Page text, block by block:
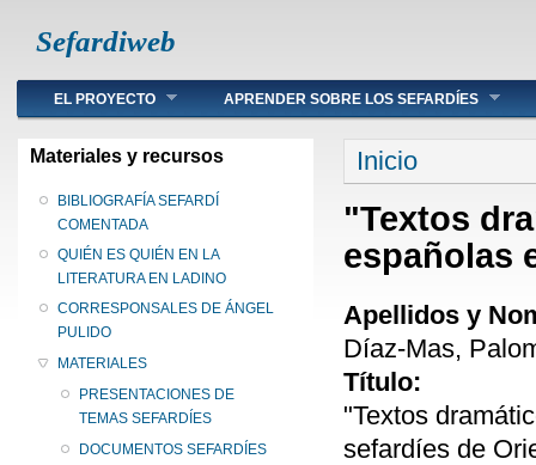
Sefardiweb
Main menu
EL PROYECTO APRENDER SOBRE LOS SEFARDÍES
Materiales y recursos
BIBLIOGRAFÍA SEFARDÍ
COMENTADA
QUIÉN ES QUIÉN EN LA
LITERATURA EN LADINO
CORRESPONSALES DE ÁNGEL
PULIDO
MATERIALES
PRESENTACIONES DE
TEMAS SEFARDÍES
DOCUMENTOS SEFARDÍES
Se encuentra
Inicio
"Textos
españolas
Apellidos y
Díaz-Mas,
Título:
"Textos
sefardíes de